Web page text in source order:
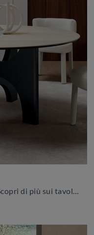
Vuoi valorizzare spazi design? Scopri di più sui tavoli design fissi: il modello da pranzo Nogu rotondo ti attende.